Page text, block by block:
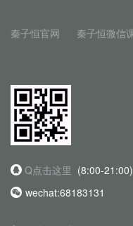
秦子恒官网 秦子恒微信
Q点击这里 (8:00-21:00)
wechat:68183131